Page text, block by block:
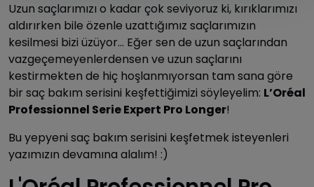
Uzun saçlarımızı o kadar çok seviyoruz ki, kırıklarımızı
aldırırken bile özenle uzattığımız saçlarımızın
kesilmesi bizi üzüyor… Eğer sen de uzun saçlarından
vazgeçemeyenlerdensen ve uzun saçlarını
kestirmekten de hiç hoşlanmıyorsan tam sana göre
bir saç bakım serisini keşfettiğimizi söyleyelim: L’Oréal
Professionnel Serie Expert Pro Longer!
Bu yepyeni saç bakım serisini keşfetmek isteyenleri
yazımızın devamına alalım! :)